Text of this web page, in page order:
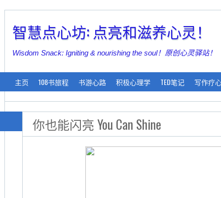
智慧点心坊: 点亮和滋养心灵！
Wisdom Snack: Igniting & nourishing the soul！原创心灵驿站！
主页 108书旅程 书游心路 积极心理学 TED笔记 写作疗
你也能闪亮 You Can Shine